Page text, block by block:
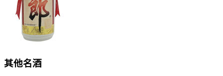
其他名酒